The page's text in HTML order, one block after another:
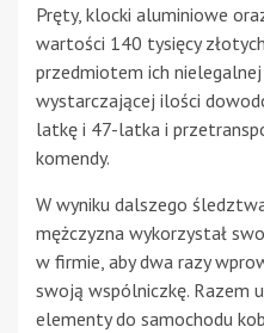
Pręty, klocki aluminiowe
wartości 140 tysięcy
przedmiotem ich nielegalnej
wystarczającej ilości
latkę i 47-latka i
komendy.
W wyniku dalszego
mężczyzna wykorzystał
w firmie, aby dwa razy
swoją wspólniczkę. Razem
elementy do samochodu